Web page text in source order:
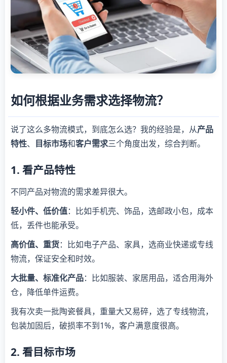
如何根据业务需求选择物流？
说了这么多物流模式，到底怎么选？我的经验是，从产品
特性、 目标市场和客户需求三个角度出发，综合判断。
1. 看产品特性
不同产品对物流的需求差异很大。
轻小件、低价值：比如手机壳、饰品，选邮政小包，成本
低，丢件也能承受。
高价值、重货：比如电子产品、家具，选商业快递或专线
物流，保证安全和时效。
大批量、标准化产品：比如服装、家居用品，适合用海外
仓，降低单件运费。
我有次卖一批陶瓷餐具，重量大又易碎，选了专线物流，
包装加固后，破损率不到1%，客户满意度很高。
2. 看目标市场